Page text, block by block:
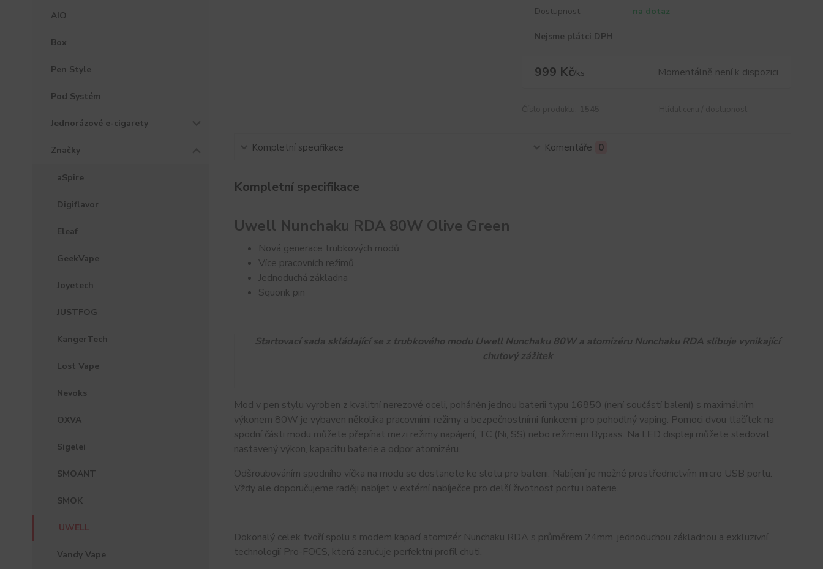
AIO
Box
Pen Style
Pod Systém
Jednorázové e-cigarety
Značky
aSpire
Digiflavor
Eleaf
GeekVape
Joyetech
JUSTFOG
KangerTech
Lost Vape
Nevoks
OXVA
Sigelei
SMOANT
SMOK
UWELL
Vandy Vape
Dostupnost na dotaz
Nejsme plátci DPH
999 Kč/ks Momentálně není k dispozici
Kompletní specifikace Komentáře 0
Kompletní specifikace
Uwell Nunchaku RDA 80W Olive Green
Nová generace trubkových modů
Více pracovních režimů
Jednoduchá základna
Squonk pin
Startovací sada skládající se z trubkového modu Uwell Nunchaku 80W a atomizéru Nunchaku RDA slibuje vynikající
chuťový zážitek
Mod v pen stylu vyroben z kvalitní nerezové oceli, poháněn jednou baterii typu 16850 (není součástí balení) s maximálním
výkonem 80W je vybaven několika pracovními režimy a bezpečnostními funkcemi pro pohodlný vaping. Pomoci dvou tlačítek na
spodní části modu můžete přepínat mezi režimy napájení, TC (Ni, SS) nebo režimem Bypass. Na LED displeji můžete sledovat
nastavený výkon, kapacitu baterie a odpor atomizéru.
Odšroubováním spodního víčka na modu se dostanete ke slotu pro baterii. Nabíjení je možné prostřednictvím micro USB portu.
Vždy ale doporučujeme raději nabíjet v extérní nabíječce pro delší životnost portu i baterie.
Dokonalý celek tvoří spolu s modem kapací atomizér Nunchaku RDA s průměrem 24mm, jednoduchou základnou a exkluzivní
technologií Pro-FOCS, která zaručuje perfektní profil chuti.